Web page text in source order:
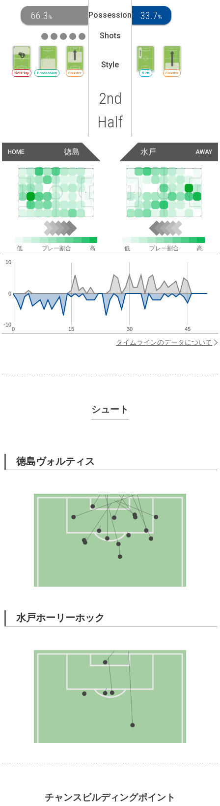
66.3 % Possession 33.7%
Shots
Counter
Possession
SetPlay
Style
Side Counter
2nd
Half
HOME 徳島 AWAY
水戸
低 プレー割合 高 低 プレー割合 高
0 15 30 45
-10
0
10
タイムラインのデータについて
シュート
徳島ヴォルティス
水戸ホーリーホック
チャンスビルディングポイント